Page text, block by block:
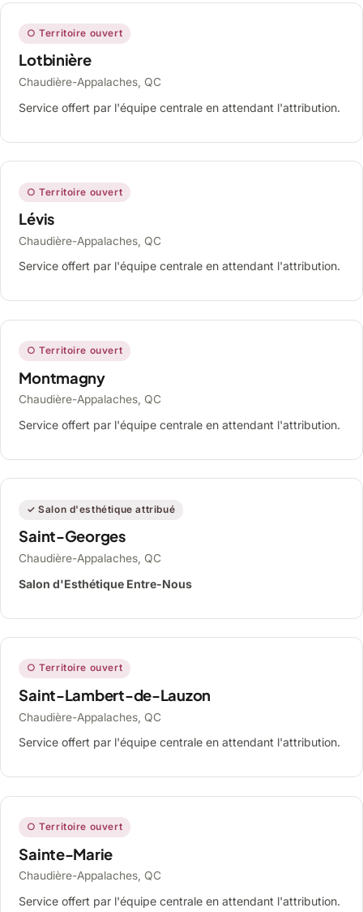
○ Territoire ouvert
Lotbinière
Chaudière-Appalaches, QC
Service offert par l'équipe centrale en attendant l'attribution.
○ Territoire ouvert
Lévis
Chaudière-Appalaches, QC
Service offert par l'équipe centrale en attendant l'attribution.
○ Territoire ouvert
Montmagny
Chaudière-Appalaches, QC
Service offert par l'équipe centrale en attendant l'attribution.
✓ Salon d'esthétique attribué
Saint-Georges
Chaudière-Appalaches, QC
Salon d'Esthétique Entre-Nous
○ Territoire ouvert
Saint-Lambert-de-Lauzon
Chaudière-Appalaches, QC
Service offert par l'équipe centrale en attendant l'attribution.
○ Territoire ouvert
Sainte-Marie
Chaudière-Appalaches, QC
Service offert par l'équipe centrale en attendant l'attribution.